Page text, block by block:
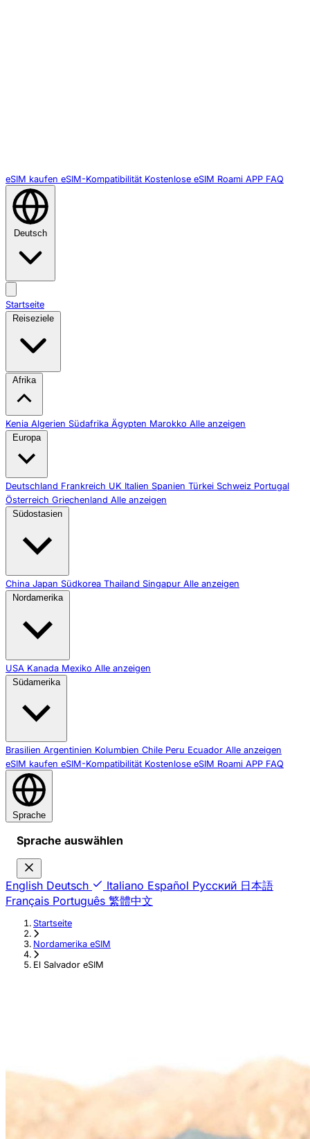
eSIM kaufen eSIM-Kompatibilität Kostenlose eSIM Roami APP FAQ
Deutsch
Startseite
Reiseziele
Afrika
Kenia Algerien Südafrika Ägypten Marokko Alle anzeigen
Europa
Deutschland Frankreich UK Italien Spanien Türkei Schweiz Portugal
Österreich Griechenland Alle anzeigen
Südostasien
China Japan Südkorea Thailand Singapur Alle anzeigen
Nordamerika
USA Kanada Mexiko Alle anzeigen
Südamerika
Brasilien Argentinien Kolumbien Chile Peru Ecuador Alle anzeigen
eSIM kaufen eSIM-Kompatibilität Kostenlose eSIM Roami APP FAQ
Sprache
Sprache auswählen
English Deutsch Italiano Español Русский 日本語
Français Português 繁體中文
Startseite
›
Nordamerika eSIM
›
El Salvador eSIM